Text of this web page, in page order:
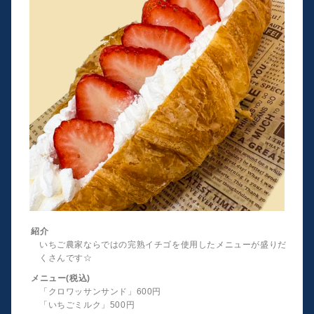
紹介
いちご農家ならではの完熟イチゴを使用したメニューが盛りだ
くさんです☆
メニュー(税込)
「クロワッサンサンド」600円
「いちごミルク」500円